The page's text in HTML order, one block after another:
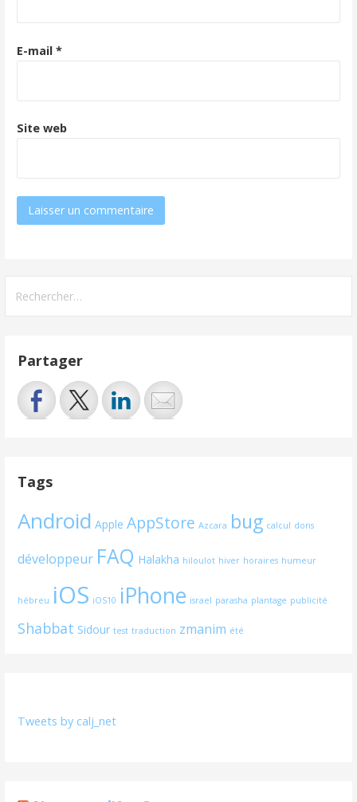
E-mail *
Site web
Partager
Tags
Android Apple AppStore Azcara bug calcul dons
développeur FAQ Halakha hiloulot hiver horaires humeur
hébreu iOS iOS10 iPhone israel parasha plantage publicité
Shabbat Sidour test traduction zmanim été
Tweets by calj_net